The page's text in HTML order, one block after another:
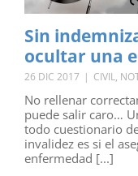
Sin
ocultar una
26 DIC 2017 | CIVIL,
No rellenar
puede salir caro…
todo cuestionario
invalidez es si el
enfermedad [...]